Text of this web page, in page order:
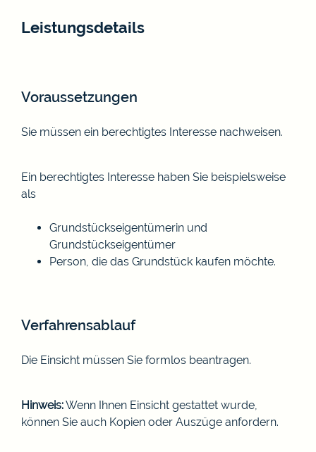
Leistungsdetails
Voraussetzungen
Sie müssen ein berechtigtes Interesse nachweisen.
Ein berechtigtes Interesse haben Sie beispielsweise
als
Grundstückseigentümerin und
Grundstückseigentümer
Person, die das Grundstück kaufen möchte.
Verfahrensablauf
Die Einsicht müssen Sie formlos beantragen.
Hinweis:Wenn Ihnen Einsicht gestattet wurde,
können Sie auch Kopien oder Auszüge anfordern.